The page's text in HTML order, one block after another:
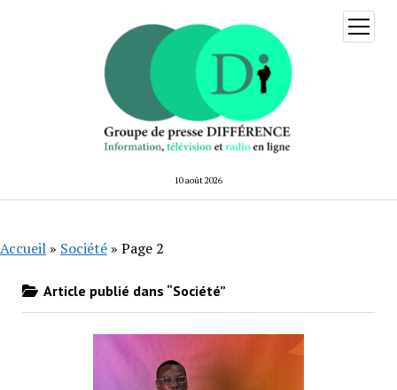
10 août 2026
ouvrir
menu
Accueil » Société » Page 2
Article publié dans “Société”